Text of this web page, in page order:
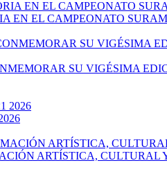
EN EL CAMPEONATO
SU VIGÉSIMA
ARTÍSTICA, CULTURAL